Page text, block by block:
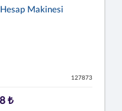
Makinesi
127873
₺